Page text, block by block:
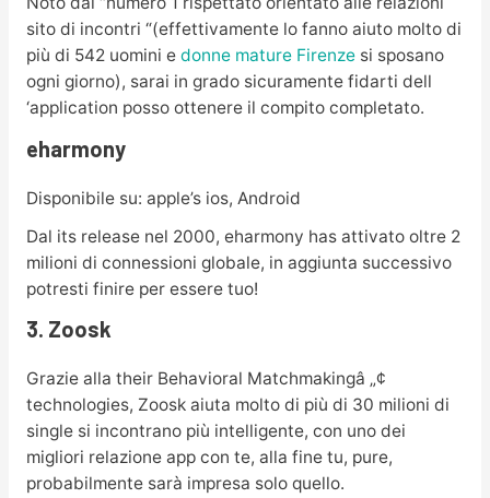
sito di incontri “(effettivamente lo fanno aiuto molto di
più di 542 uomini e donne mature Firenzesi sposano
ogni giorno), sarai in grado sicuramente fidarti dell
‘application posso ottenere il compito completato.
eharmony
Disponibile su: apple’s ios, Android
Dal its release nel 2000, eharmony has attivato oltre 2
milioni di connessioni globale, in aggiunta successivo
potresti finire per essere tuo!
3. Zoosk
Grazie alla their Behavioral Matchmakingâ „¢
technologies, Zoosk aiuta molto di più di 30 milioni di
single si incontrano più intelligente, con uno dei
migliori relazione app con te, alla fine tu, pure,
probabilmente sarà impresa solo quello.